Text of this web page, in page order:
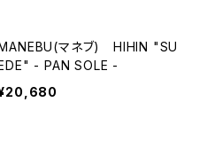
マネブ) HIHIN "SU
- PAN SOLE -